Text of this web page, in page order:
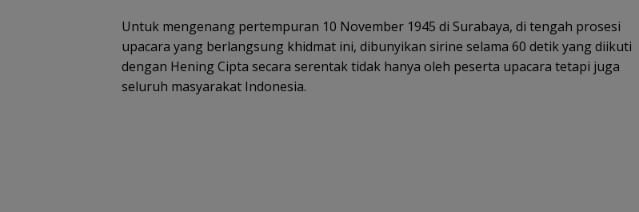
Untuk mengenang pertempuran 10 November 1945 di Surabaya, di tengah prosesi
upacara yang berlangsung khidmat ini, dibunyikan sirine selama 60 detik yang diikuti
dengan Hening Cipta secara serentak tidak hanya oleh peserta upacara tetapi juga
seluruh masyarakat Indonesia.